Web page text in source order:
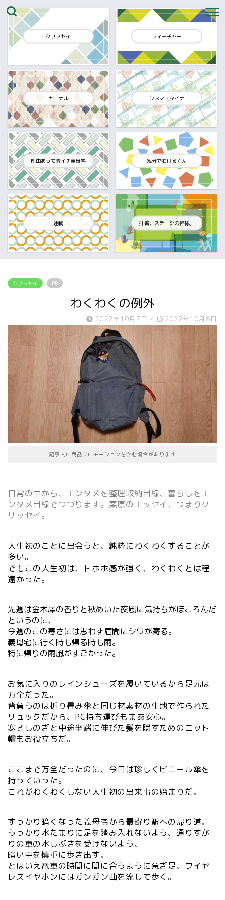
クリッセイ フィーチャー
キニナル シネマミタイナ
理由あって週イチ義母宅 気分でわけるくん
連載 拝啓、ステージの神様。
クリッセイ PR
わくわくの例外
2022年10月7日 / 2022年10月8日
記事内に商品プロモーションを含む場合があります
日常の中から、エンタメを整理収納目線、暮らしをエ
ンタメ目線でつづります。栗原のエッセイ、つまりク
リッセイ。
人生初のことに出会うと、純粋にわくわくすることが
多い。
でもこの人生初は、トホホ感が強く、わくわくとは程
遠かった。
先週は金木犀の香りと秋めいた夜風に気持ちがほころんだ
というのに、
今週のこの寒さには思わず眉間にシワが寄る。
義母宅に行く時も帰る時も雨。
特に帰りの雨風がすごかった。
お気に入りのレインシューズを履いているから足元は
万全だった。
背負うのは折り畳み傘と同じ材素材の生地で作られた
リュックだから、PC持ち運びもまあ安心。
寒さしのぎと中途半端に伸びた髪を隠すためのニット
帽もお役立ちだ。
ここまで万全だったのに、今日は珍しくビニール傘を
持っていった。
これがわくわくしない人生初の出来事の始まりだ。
すっかり暗くなった義母宅から最寄り駅への帰り道。
うっかり水たまりに足を踏み入れないよう、通りすが
りの車の水しぶきを受けないよう、
暗い中を慎重に歩き出す。
とはいえ電車の時間に間に合うように急ぎ足、ワイヤ
レスイヤホンにはガンガン曲を流して歩く。